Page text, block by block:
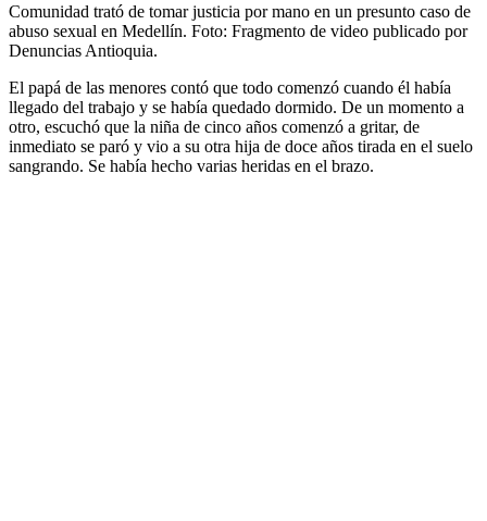
Comunidad trató de tomar justicia por mano en un presunto caso de
abuso sexual en Medellín. Foto: Fragmento de video publicado por
Denuncias Antioquia.
El papá de las menores contó que todo comenzó cuando él había
llegado del trabajo y se había quedado dormido. De un momento a
otro, escuchó que la niña de cinco años comenzó a gritar, de
inmediato se paró y vio a su otra hija de doce años tirada en el suelo
sangrando. Se había hecho varias heridas en el brazo.